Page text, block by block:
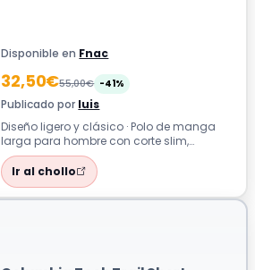
Disponible en Fnac
32,50€55,00€ -41%
Publicado por luis
Diseño ligero y clásico · Polo de manga
larga para hombre con corte slim,
elaborado por Levi's. Su diseño ligero y
de...Ir al chollo